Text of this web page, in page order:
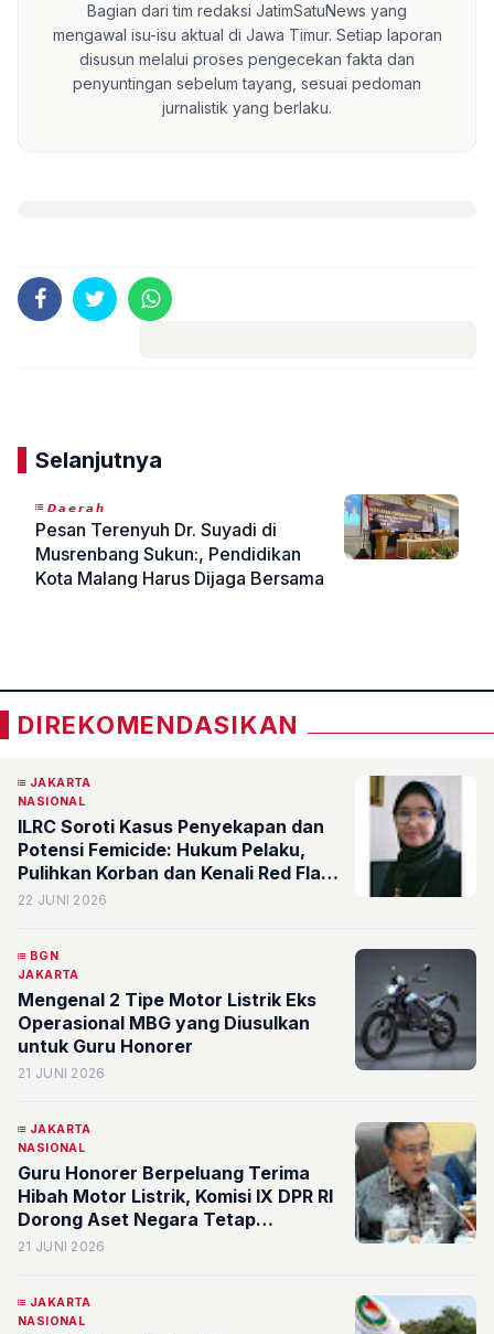
Bagian dari tim redaksi JatimSatuNews yang
mengawal isu-isu aktual di Jawa Timur. Setiap laporan
disusun melalui proses pengecekan fakta dan
penyuntingan sebelum tayang, sesuai pedoman
jurnalistik yang berlaku.
Selanjutnya
𝘿𝙖𝙚𝙧𝙖𝙝
Pesan Terenyuh Dr. Suyadi di
Musrenbang Sukun:, Pendidikan
Kota Malang Harus Dijaga Bersama
DIREKOMENDASIKAN
JAKARTA
NASIONAL
ILRC Soroti Kasus Penyekapan dan
Potensi Femicide: Hukum Pelaku,
Pulihkan Korban dan Kenali Red Flag
Kekerasan dalam Pacaran
22 JUNI 2026
BGN
JAKARTA
Mengenal 2 Tipe Motor Listrik Eks
Operasional MBG yang Diusulkan
untuk Guru Honorer
21 JUNI 2026
JAKARTA
NASIONAL
Guru Honorer Berpeluang Terima
Hibah Motor Listrik, Komisi IX DPR RI
Dorong Aset Negara Tetap
Bermanfaat
21 JUNI 2026
JAKARTA
NASIONAL